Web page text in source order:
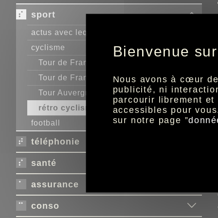
sport
actus avec lequipe.fr
cyclisme
Tour de France Femmes avec Zwift
Tour de France
Tour Auvergne Rhône-Alpes
rétro cyclisme
football
téléphonie
santé
assurance
conso
Bienvenue
Nous avons à cœur
publicité, ni
parcourir librement et
accessibles pour
sur notre page ”